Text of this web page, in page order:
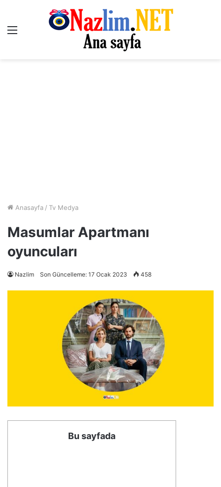
Menü
Anasayfa / Tv Medya
Masumlar Apartmanı
oyuncuları
Nazlim Son Güncelleme: 17 Ocak 2023 458
Bu sayfada